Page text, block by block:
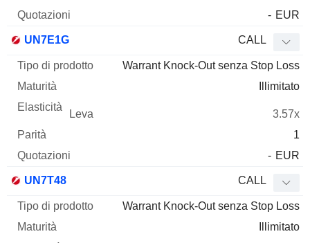
- EUR
UN7E1G CALL
Warrant Knock-Out senza Stop Loss
Illimitato
3.57x
1
- EUR
UN7T48 CALL
Warrant Knock-Out senza Stop Loss
Illimitato